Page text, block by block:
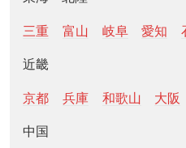
三重 富山 岐阜 愛知
近畿
京都 兵庫 和歌山 大阪
中国